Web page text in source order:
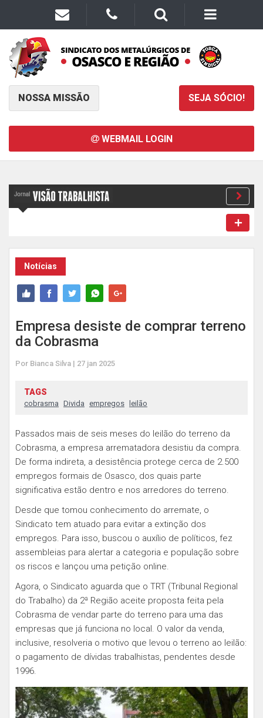
NOSSA MISSÃO SEJA SÓCIO!
WEBMAIL LOGIN
Notícias
Empresa desiste de comprar terreno
da Cobrasma
Por Bianca Silva | 27 jan 2025
TAGS
cobrasma Divida empregos leilão
Passados mais de seis meses do leilão do terreno da
Cobrasma, a empresa arrematadora desistiu da compra.
De forma indireta, a desistência protege cerca de 2.500
empregos formais de Osasco, dos quais parte
significativa estão dentro e nos arredores do terreno.
Desde que tomou conhecimento do arremate, o
Sindicato tem atuado para evitar a extinção dos
empregos. Para isso, buscou o auxílio de políticos, fez
assembleias para alertar a categoria e população sobre
os riscos e lançou uma petição online.
Agora, o Sindicato aguarda que o TRT (Tribunal Regional
do Trabalho) da 2ª Região aceite proposta feita pela
Cobrasma de vendar parte do terreno para uma das
empresas que já funciona no local. O valor da venda,
inclusive, resolveria o motivo que levou o terreno ao leilão:
o pagamento de dívidas trabalhistas, pendentes desde
1996.